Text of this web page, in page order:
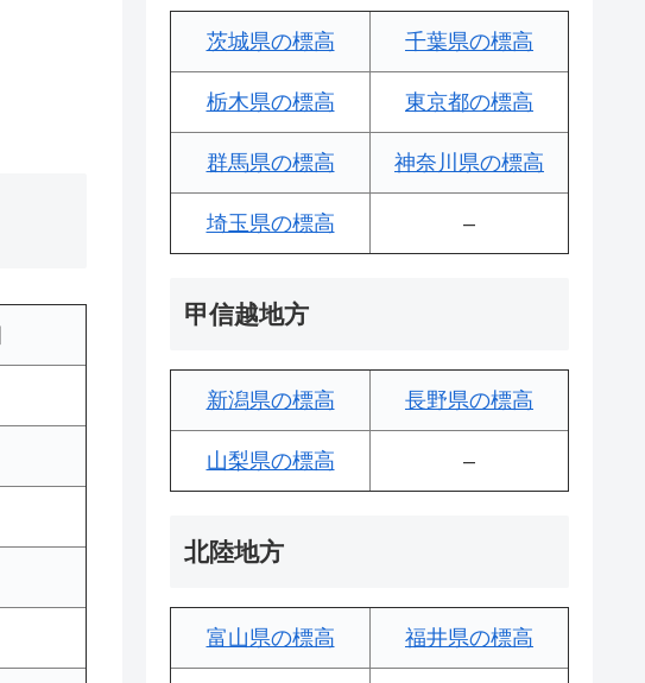
茨城県の標高 千葉県の標高
栃木県の標高 東京都の標高
群馬県の標高 神奈川県の標高
埼玉県の標高 –
甲信越地方
新潟県の標高 長野県の標高
山梨県の標高 –
北陸地方
富山県の標高 福井県の標高